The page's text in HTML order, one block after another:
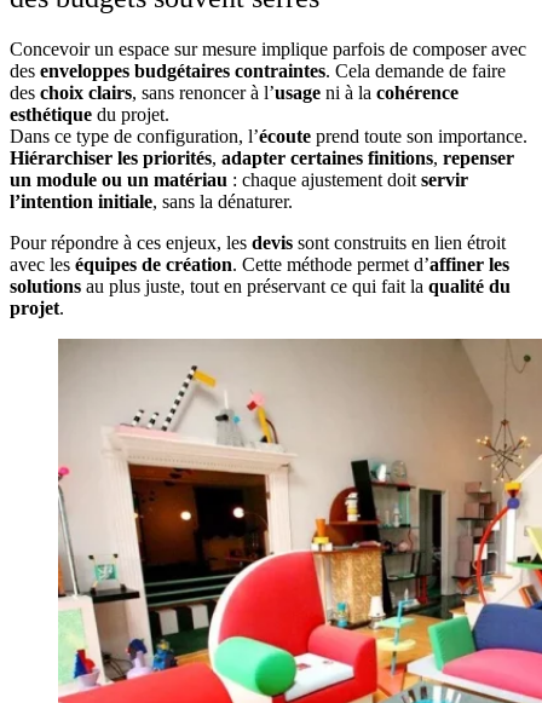
Concevoir un espace sur mesure implique parfois de composer avec
des enveloppes budgétaires contraintes. Cela demande de faire
des choix clairs, sans renoncer à l’usage ni à la cohérence
esthétique du projet.
Dans ce type de configuration, l’écoute prend toute son importance.
Hiérarchiser les priorités, adapter certaines finitions, repenser
un module ou un matériau : chaque ajustement doit servir
l’intention initiale, sans la dénaturer.
Pour répondre à ces enjeux, les devis sont construits en lien étroit
avec les équipes de création. Cette méthode permet d’affiner les
solutions au plus juste, tout en préservant ce qui fait la qualité du
projet.